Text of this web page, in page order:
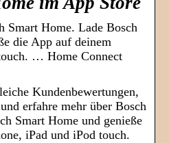
Home. Lade Bosch
die App auf deinem
… Home Connect
Kundenbewertungen,
erfahre mehr über Bosch
Smart Home und genieße
iPad und iPod touch.